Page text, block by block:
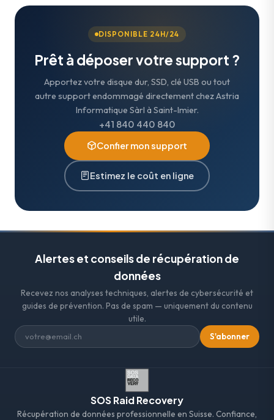
DISPONIBLE 24H/24
Prêt à déposer votre support ?
Apportez votre disque dur, SSD, clé USB ou tout
autre support endommagé directement chez Astria
Informatique Sàrl à Saint-Imier.
+41 840 440 840
Confier mon support
Estimez le coût en ligne
Alertes et conseils de récupération de
données
Recevez nos analyses techniques, alertes de cybersécurité et
guides de prévention. Pas de spam — uniquement du contenu
utile.
S'abonner
SOS Raid Recovery
Récupération de données professionnelle en Suisse. Confiance,